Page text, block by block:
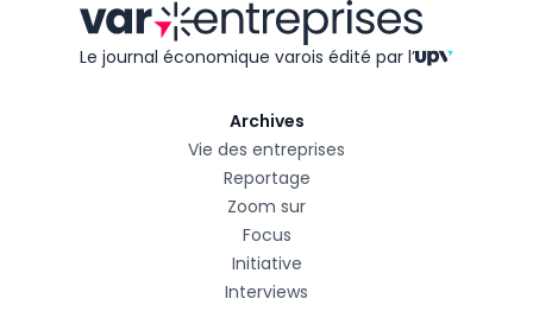
Le journal économique varois édité par l’
Archives
Vie des entreprises
Reportage
Zoom sur
Focus
Initiative
Interviews